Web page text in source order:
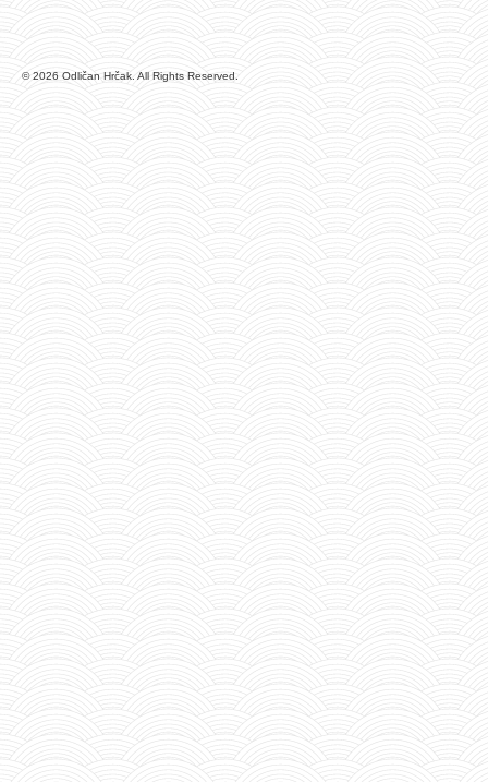
© 2026 Odličan Hrčak. All Rights Reserved.